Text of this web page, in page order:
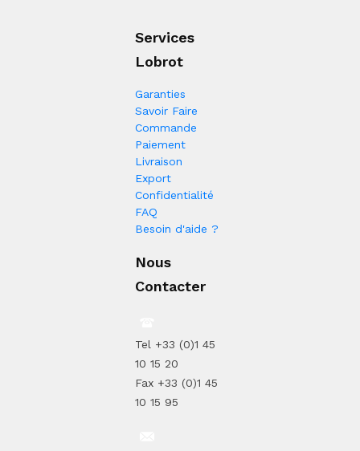
Services
Lobrot
Garanties
Savoir Faire
Commande
Paiement
Livraison
Export
Confidentialité
FAQ
Besoin d'aide ?
Nous
Contacter
Tel +33 (0)1 45
10 15 20
Fax +33 (0)1 45
10 15 95